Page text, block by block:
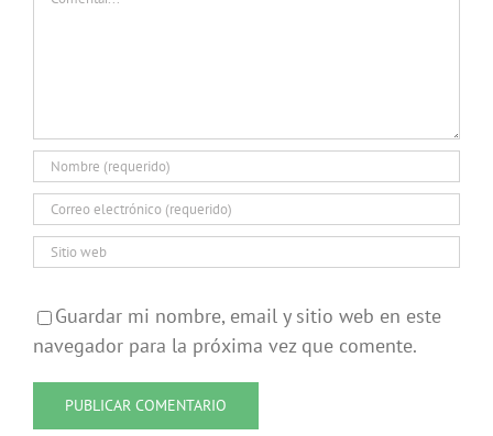
Guardar mi nombre, email y sitio web en este
navegador para la próxima vez que comente.